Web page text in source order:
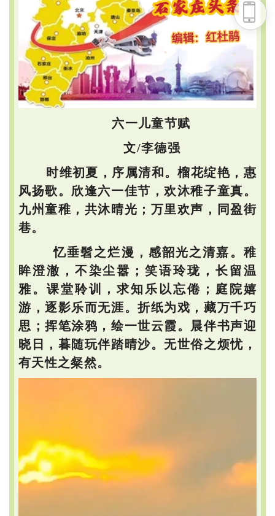
头条号
下载APP
六一儿童节赋
文/李德强
时维初夏，序属清和。榴花绽艳，惠
风扬歌。欣逢六一佳节，欢沐稚子童真。
九州童稚，共沐晴光；万里欢声，同盈街
巷。
忆垂髫之烂漫，感韶光之清嘉。稚
眸澄澈，不染尘嚣；笑语玲珑，长留温
雅。课堂聆训，求知乐以忘倦；庭院嬉
游，逐影乐而无涯。折纸为戏，藏万千巧
思；挥笔涂鸦，绘一世云霞。晨伴书声迎
晓日，暮随玩伴踏晴沙。无世俗之烦忧，
有天性之粲然。